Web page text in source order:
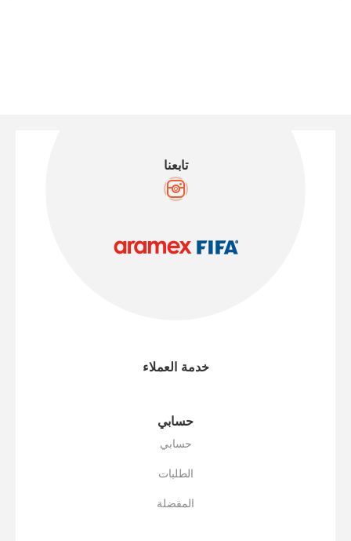
تابعنا
خدمة العملاء
حسابي
حسابي
الطلبات
المفضلة